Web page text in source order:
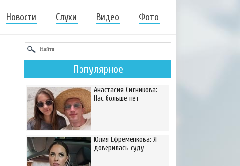
Новости Слухи Видео Фото
Популярное
Анастасия Ситникова:
Нас больше нет
Юлия Ефременкова: Я
доверилась суду